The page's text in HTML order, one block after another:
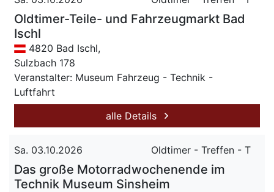
Oldtimer-Teile- und Fahrzeugmarkt Bad
Ischl
4820 Bad Ischl,
Sulzbach 178
Veranstalter: Museum Fahrzeug - Technik -
Luftfahrt
alle Details
Sa. 03.10.2026 Oldtimer - Treffen - T
Das große Motorradwochenende im
Technik Museum Sinsheim